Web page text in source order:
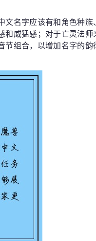
名字应该有和角色种
和威猛感；对于亡灵法
组合，以增加名字的韵